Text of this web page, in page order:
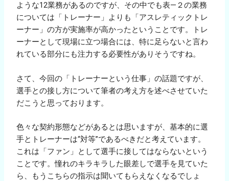
ような12業務があるのですが、その中でも表―２の業務
については「トレーナー」よりも「アスレティックトレ
ーナー」の方が実施率が高かったということです。トレ
ーナーとして現場に立つ場合には、特に足らないと言わ
れている部分にも注力する必要性がありそうですね。
さて、今回の「トレーナーという仕事」の話題ですが、
選手との接し方について筆者の考え方を述べさせていた
だこうと思っております。
色々な契約形態などがあるとは思いますが、基本的に選
手とトレーナーは“対等”であるべきだと考えています。
これは「ファン」として選手に接してはならないという
ことです。憧れのキラキラした眼差しで選手を見ていた
ら、もうこちらの指示は聞いてもらえなくなるでしょ